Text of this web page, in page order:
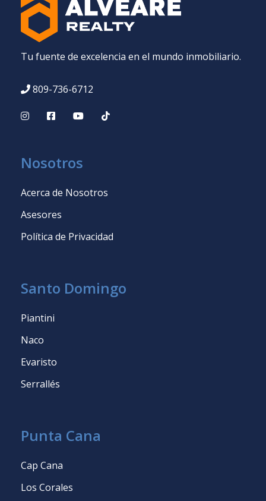
Tu fuente de excelencia en el mundo inmobiliario.
809-736-6712
Nosotros
Acerca de Nosotros
Asesores
Política de Privacidad
Santo Domingo
Piantini
Naco
Evaristo
Serrallés
Punta Cana
Cap Cana
Los Corales